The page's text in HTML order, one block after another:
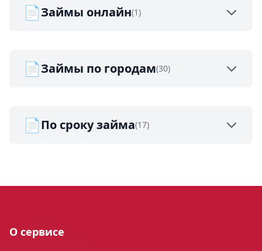
📄Займы онлайн(1)
📄Займы по городам(30)
📄По сроку займа(17)
О сервисе